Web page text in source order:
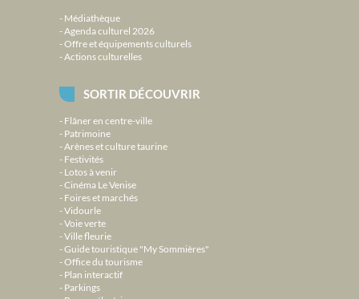
Médiathèque
Agenda culturel 2026
Offre et équipements culturels
Actions culturelles
SORTIR DÉCOUVRIR
Flâner en centre-ville
Patrimoine
Arènes et culture taurine
Festivités
Lotos à venir
Cinéma Le Venise
Foires et marchés
Vidourle
Voie verte
Ville fleurie
Guide touristique "My Sommières"
Office du tourisme
Plan interactif
Parkings